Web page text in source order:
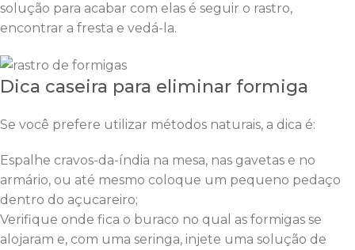
solução para acabar com elas é seguir o rastro,
encontrar a fresta e vedá-la.
Dica caseira para eliminar formiga
Se você prefere utilizar métodos naturais, a dica é:
Espalhe cravos-da-índia na mesa, nas gavetas e no
armário, ou até mesmo coloque um pequeno pedaço
dentro do açucareiro;
Verifique onde fica o buraco no qual as formigas se
alojaram e, com uma seringa, injete uma solução de